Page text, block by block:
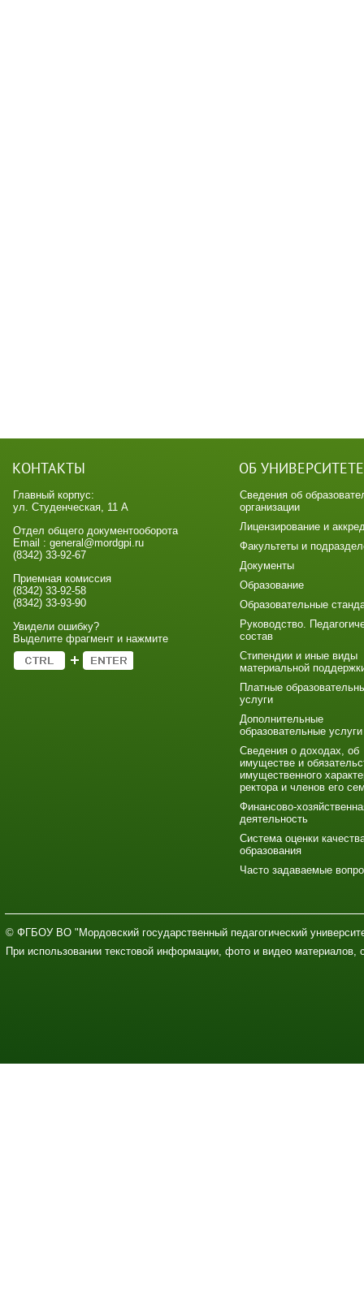
КОНТАКТЫ
Главный корпус:
ул. Студенческая, 11 А
Отдел общего документооборота
Email : general@mordgpi.ru
(8342) 33-92-67
Приемная комиссия
(8342) 33-92-58
(8342) 33-93-90
Увидели ошибку?
Выделите фрагмент и нажмите
ОБ УНИВЕРСИТЕТЕ
Сведения об
организации
Лицензирование и
Факультеты и
Документы
Образование
Образовательные
Руководство.
состав
Стипендии и иные виды
материальной
Платные
услуги
Дополнительные
образовательные услуги
Сведения о доходах, об
имуществе и
имущественного
ректора и членов его
Финансово-
деятельность
Система оценки
образования
Часто задаваемые
© ФГБОУ ВО "Мордовский государственный педагогический
При использовании текстовой информации, фото и видео материалов,